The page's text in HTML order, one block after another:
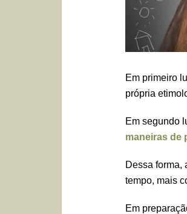
Em primeiro
própria
Em segundo
maneiras de
Dessa forma,
tempo, mais
Em